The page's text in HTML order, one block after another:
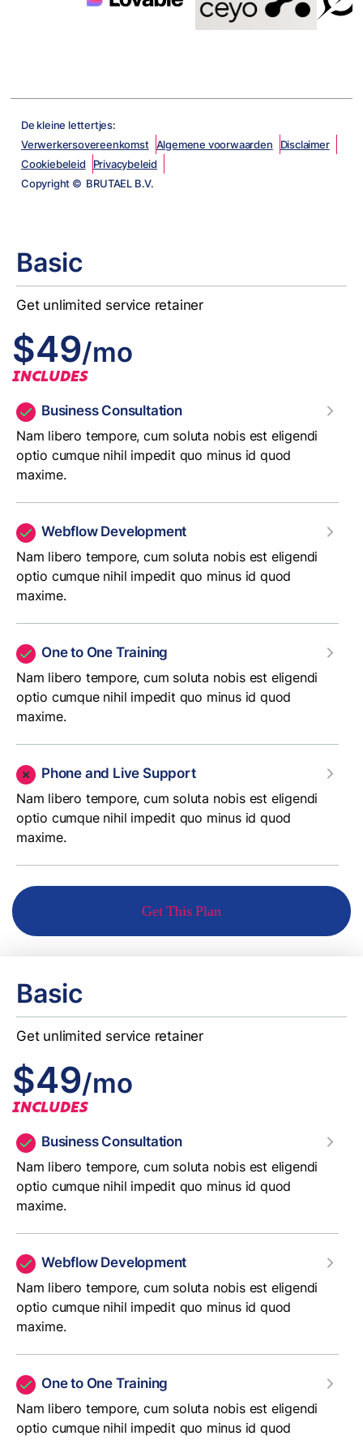
De kleine lettertjes:
Verwerkersovereenkomst Algemene voorwaarden
Disclaimer
Cookiebeleid
Privacybeleid
Copyright © BRUTAEL B.V.
Basic
Get unlimited service retainer
$49/mo
INCLUDES
Business Consultation
Nam libero tempore, cum soluta nobis est eligendi
optio cumque nihil impedit quo minus id quod
maxime.
Webflow Development
Nam libero tempore, cum soluta nobis est eligendi
optio cumque nihil impedit quo minus id quod
maxime.
One to One Training
Nam libero tempore, cum soluta nobis est eligendi
optio cumque nihil impedit quo minus id quod
maxime.
Phone and Live Support
Nam libero tempore, cum soluta nobis est eligendi
optio cumque nihil impedit quo minus id quod
maxime.
Get This Plan
Basic
Get unlimited service retainer
$49/mo
INCLUDES
Business Consultation
Nam libero tempore, cum soluta nobis est eligendi
optio cumque nihil impedit quo minus id quod
maxime.
Webflow Development
Nam libero tempore, cum soluta nobis est eligendi
optio cumque nihil impedit quo minus id quod
maxime.
One to One Training
Nam libero tempore, cum soluta nobis est eligendi
optio cumque nihil impedit quo minus id quod